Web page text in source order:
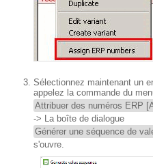
Sélectionnez maintenant un
appelez la commande du
Attribuer des numéros ERP
-> La boîte de dialogue
Générer une séquence de
s'ouvre.